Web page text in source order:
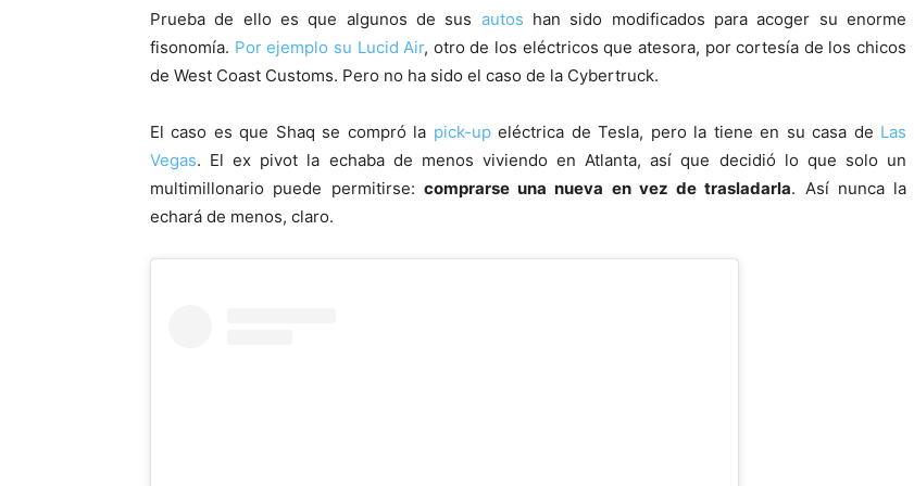
Prueba de ello es que algunos de sus autos han sido modificados para acoger su enorme
fisonomía. Por ejemplo su Lucid Air, otro de los eléctricos que atesora, por cortesía de los chicos
de West Coast Customs. Pero no ha sido el caso de la Cybertruck.
El caso es que Shaq se compró la pick-upeléctrica de Tesla, pero la tiene en su casa de Las
Vegas. El ex pivot la echaba de menos viviendo en Atlanta, así que decidió lo que solo un
multimillonario puede permitirse: comprarse una nueva en vez de trasladarla. Así nunca la
echará de menos, claro.